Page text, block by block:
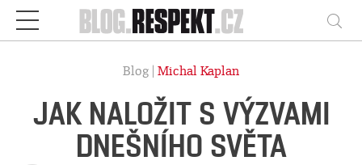
Respekt
Blog | Michal Kaplan
JAK NALOŽIT S VÝZVAMI
DNEŠNÍHO SVĚTA